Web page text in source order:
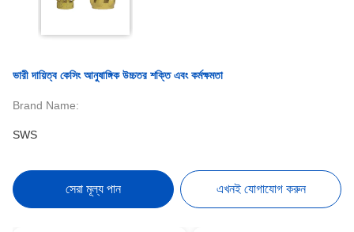
ভারী দায়িত্ব কেসিং আনুষাঙ্গিক উচ্চতর শক্তি এবং কর্মক্ষমতা
Brand Name:
SWS
সেরা মূল্য পান এখনই যোগাযোগ করুন